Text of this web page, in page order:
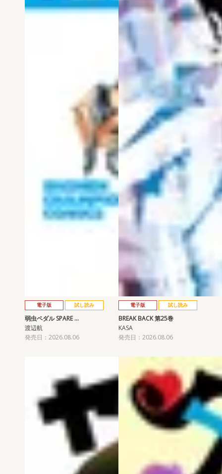
電子版 試し読み
弱虫ペダル SPARE …
渡辺航
発売日：2026.08.06
電子版 試し読み
BREAK BACK 第25巻
KASA
発売日：2026.08.06